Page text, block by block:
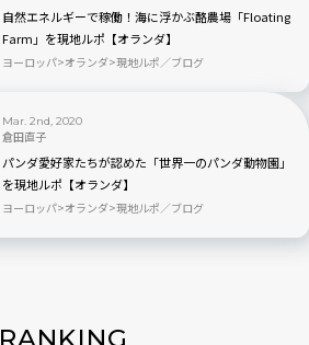
自然エネルギーで稼働！海に浮かぶ酪農場「Floating
Farm」を現地ルポ【オランダ】
ヨーロッパ オランダ 現地ルポ／ブログ
Mar. 2nd, 2020
倉田直子
パンダ愛好家たちが認めた「世界一のパンダ動物園」
を現地ルポ【オランダ】
ヨーロッパ オランダ 現地ルポ／ブログ
RANKING